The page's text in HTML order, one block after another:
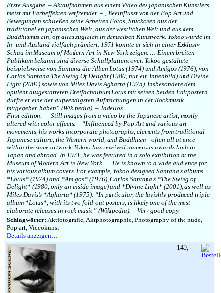
Erste Ausgabe. – Aktaufnahmen aus einem Video des japanischen Künstlers
meist mit Farbeffekten verfremdet. – „Beeinflusst von der Pop Art und
Bewegungen schließen seine Arbeiten Fotos, Stückchen aus der
traditionellen japanischen Welt, aus der westlichen Welt und aus dem
Buddhismus ein, oft alles zugleich in demselben Kunstwerk. Yokoo wurde im
In- und Ausland vielfach prämiert. 1971 konnte er sich in einer Exklusiv-
Schau im Museum of Modern Art in New York zeigen. … Einem breiten
Publikum bekannt sind diverse Schallplattencover. Yokoo gestaltete
beispielsweise von Santana die Alben Lotus (1974) und Amigos (1976), von
Carlos Santana The Swing Of Delight (1980, nur ein Innenbild) und Divine
Light (2001) sowie von Miles Davis Agharta (1975). Insbesondere dem
opulent ausgestatteten Dreifachalbum Lotus mit seinen beiden Faltpostern
dürfte er eine der aufwendigsten Aufmachungen in der Rockmusik
mitgegeben haben“ (Wikipedia). – Tadellos.
First edition. — Still images from a video by the Japanese artist, mostly
altered with color effects. – “Influenced by Pop Art and various art
movements, his works incorporate photographs, elements from traditional
Japanese culture, the Western world, and Buddhism—often all at once
within the same artwork. Yokoo has received numerous awards both in
Japan and abroad. In 1971, he was featured in a solo exhibition at the
Museum of Modern Art in New York. … He is known to a wide audience for
his various album covers. For example, Yokoo designed Santana’s albums
*Lotus* (1974) and *Amigos* (1976), Carlos Santana’s *The Swing of
Delight* (1980, only an inside image) and *Divine Light* (2001), as well as
Miles Davis’s *Agharta* (1975). “In particular, the lavishly produced triple
album *Lotus*, with its two fold-out posters, is likely one of the most
elaborate releases in rock music” (Wikipedia). – Very good copy.
Schlagwörter: Aktfotografie, Aktphotographie, Photography of the nude,
Pop art, Videokunst
Details anzeigen…
140,--